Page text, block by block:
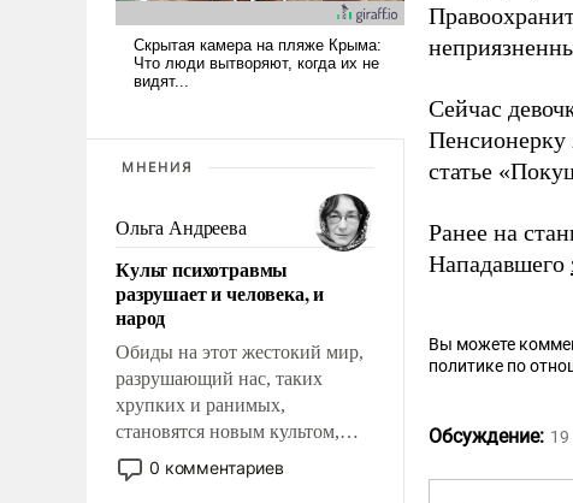
МНЕНИЯ
Ольга Андреева
Культ психотравмы
разрушает и человека, и
народ
Обиды на этот жестокий мир,
разрушающий нас, таких
хрупких и ранимых,
становятся новым культом,
постепенно вытесняя и
отменяя традиционное
0 комментариев
Сейчас
Пенсионерку
статье
Ранее на
Нападавшего
Вы можете
политике по
Обсуждение: 19